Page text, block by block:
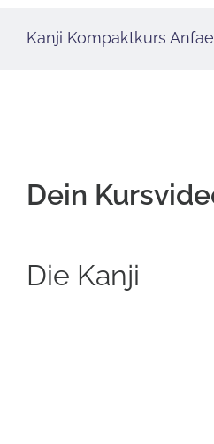
Kanji Kompaktkurs
Dein
Die Kanji